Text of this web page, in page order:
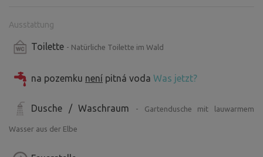
Ausstattung
Toilette - Natürliche Toilette im Wald
na pozemku není pitná voda Was jetzt?
Dusche / Waschraum - Gartendusche mit lauwarmem
Wasser aus der Elbe